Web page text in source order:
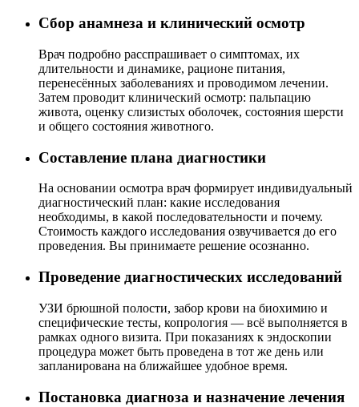
Сбор анамнеза и клинический осмотр
Врач подробно расспрашивает о симптомах, их
длительности и динамике, рационе питания,
перенесённых заболеваниях и проводимом лечении.
Затем проводит клинический осмотр: пальпацию
живота, оценку слизистых оболочек, состояния шерсти
и общего состояния животного.
Составление плана диагностики
На основании осмотра врач формирует индивидуальный
диагностический план: какие исследования
необходимы, в какой последовательности и почему.
Стоимость каждого исследования озвучивается до его
проведения. Вы принимаете решение осознанно.
Проведение диагностических исследований
УЗИ брюшной полости, забор крови на биохимию и
специфические тесты, копрология — всё выполняется в
рамках одного визита. При показаниях к эндоскопии
процедура может быть проведена в тот же день или
запланирована на ближайшее удобное время.
Постановка диагноза и назначение лечения